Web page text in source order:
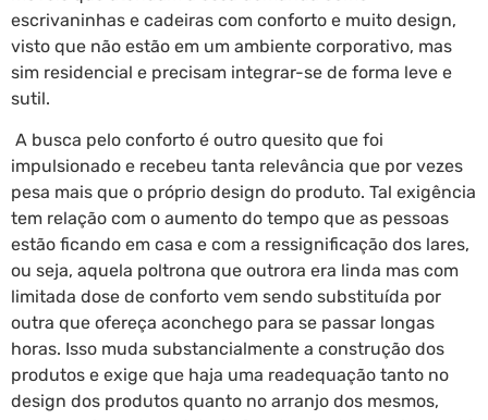
escrivaninhas e cadeiras com conforto e muito design,
visto que não estão em um ambiente corporativo, mas
sim residencial e precisam integrar-se de forma leve e
sutil.
A busca pelo conforto é outro quesito que foi
impulsionado e recebeu tanta relevância que por vezes
pesa mais que o próprio design do produto. Tal exigência
tem relação com o aumento do tempo que as pessoas
estão ficando em casa e com a ressignificação dos lares,
ou seja, aquela poltrona que outrora era linda mas com
limitada dose de conforto vem sendo substituída por
outra que ofereça aconchego para se passar longas
horas. Isso muda substancialmente a construção dos
produtos e exige que haja uma readequação tanto no
design dos produtos quanto no arranjo dos mesmos,